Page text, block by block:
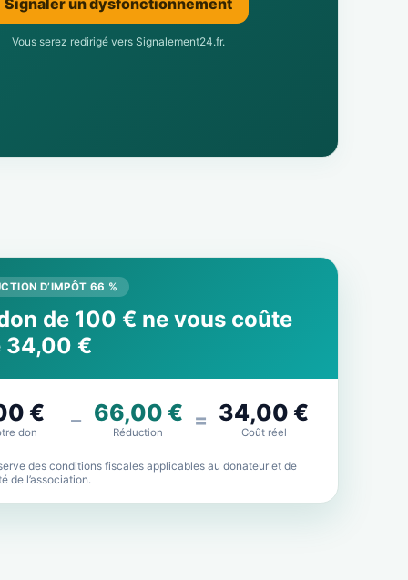
Vous serez redirigé vers Signalement24.fr.
D’IMPÔT 66 %
de 100 € ne vous coûte
34,00 €
€
don
− 66,00 €
Réduction
= 34,00 €
Coût réel
des conditions fiscales applicables au donateur et de
de l’association.